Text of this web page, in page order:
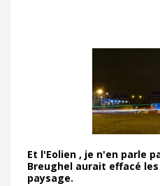
Et l'Eolien , je n'en parle
Breughel aurait effacé
paysage.